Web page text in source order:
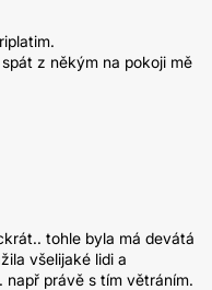
z někým na pokoji mě
tohle byla má devátá
všelijaké lidi a
právě s tím větráním.